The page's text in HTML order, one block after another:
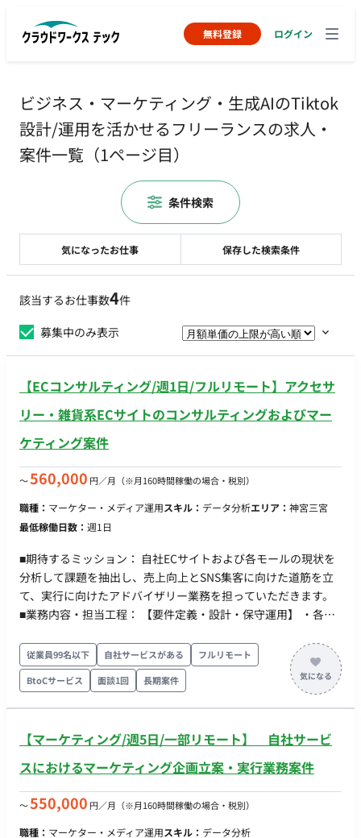
無料登録 ログイン
ビジネス・マーケティング・生成AIのTiktok
設計/運用を活かせるフリーランスの求人・
案件一覧（1ページ目）
該当するお仕事数4件
募集中のみ表示
【ECコンサルティング/週1日/フルリモート】アクセサ
リー・雑貨系ECサイトのコンサルティングおよびマー
ケティング案件
〜560,000 円／月 （※月160時間稼働の場合・税別）
職種： マーケター・メディア運用スキル： データ分析エリア： 神宮三宮
最低稼働日数： 週1日
■期待するミッション： 自社ECサイトおよび各モールの現状を
分析して課題を抽出し、売上向上とSNS集客に向けた道筋を立
て、実行に向けたアドバイザリー業務を担っていただきます。
■業務内容・担当工程： 【要件定義・設計・保守運用】 ・各種
向上を目的としたマーケティング戦略の立案および提案 ・
SNS（Instagram、TikTokなど）を活用した集客戦略の策定 ・
各種施策の実行に向けた、社内スタッフへのディレクション ・
定期的なミーティングを通じた戦略コンサルティングおよびア
ント側の代表者様、および現場スタッフ様と連携していただき
ます） ■働き方： ・稼働量：週1日（月32時間程度を想定） ・
従業員99名以下 自社サービスがある
フルリモート
BtoCサービス
面談1回 長期案件
【マーケティング/週5日/一部リモート】 自社サービ
スにおけるマーケティング企画立案・実行業務案件
〜550,000 円／月 （※月160時間稼働の場合・税別）
職種： マーケター・メディア運用スキル： データ分析
気になったお仕事 保存した検索条件
条件検索